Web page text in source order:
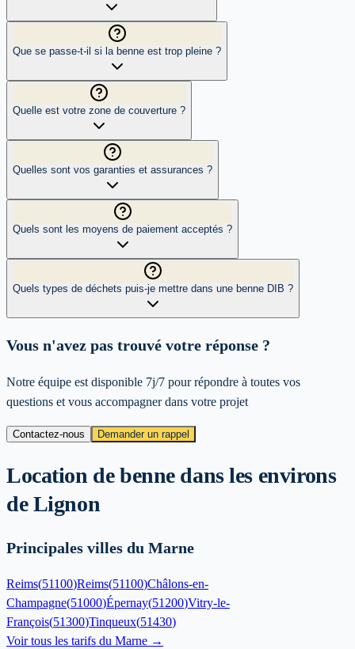
Que se passe-t-il si la benne est trop pleine ?
Quelle est votre zone de couverture ?
Quelles sont vos garanties et assurances ?
Quels sont les moyens de paiement acceptés ?
Quels types de déchets puis-je mettre dans une benne DIB ?
Vous n'avez pas trouvé votre réponse ?
Notre équipe est disponible 7j/7 pour répondre à toutes vos
questions et vous accompagner dans votre projet
Contactez-nous Demander un rappel
Location de benne dans les environs
deLignon
Principales villes du Marne
Reims(51100)Reims(51100)Châlons-en-
Champagne(51000)Épernay(51200)Vitry-le-
François(51300)Tinqueux(51430)
Voir tous les tarifs du Marne →